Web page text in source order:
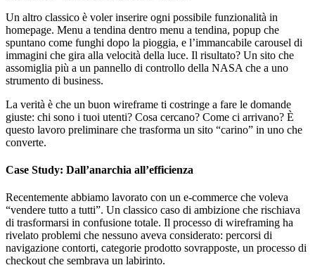
Un altro classico è voler inserire ogni possibile funzionalità in
homepage. Menu a tendina dentro menu a tendina, popup che
spuntano come funghi dopo la pioggia, e l’immancabile carousel di
immagini che gira alla velocità della luce. Il risultato? Un sito che
assomiglia più a un pannello di controllo della NASA che a uno
strumento di business.
La verità è che un buon wireframe ti costringe a fare le domande
giuste: chi sono i tuoi utenti? Cosa cercano? Come ci arrivano? È
questo lavoro preliminare che trasforma un sito “carino” in uno che
converte.
Case Study: Dall’anarchia all’efficienza
Recentemente abbiamo lavorato con un e-commerce che voleva
“vendere tutto a tutti”. Un classico caso di ambizione che rischiava
di trasformarsi in confusione totale. Il processo di wireframing ha
rivelato problemi che nessuno aveva considerato: percorsi di
navigazione contorti, categorie prodotto sovrapposte, un processo di
checkout che sembrava un labirinto.